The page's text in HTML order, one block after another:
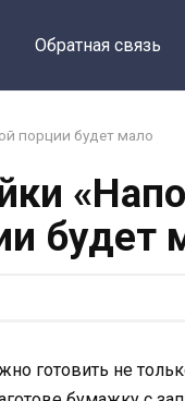
Обратная связь
порции будет мало
будет
готовить не